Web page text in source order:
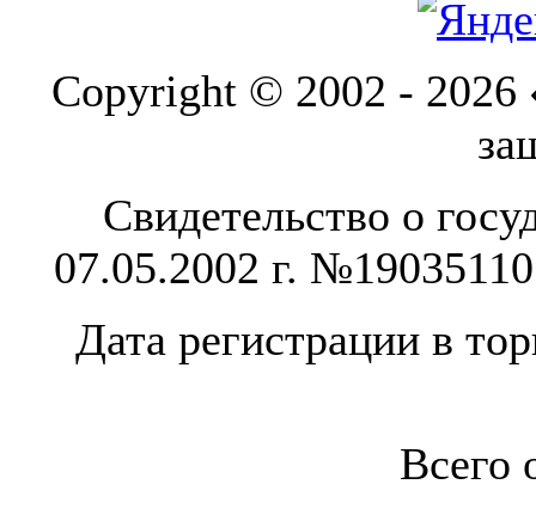
Copyright © 2002 - 2026
Свидетельство о
07.05.2002 г.
Дата регистрации в
Всего